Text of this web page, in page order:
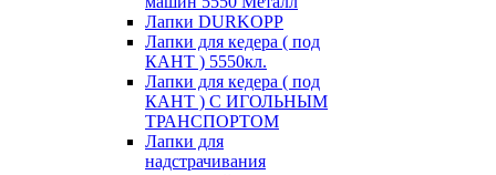
Лапки DURKOPP
Лапки для кедера ( под
КАНТ ) 5550кл.
Лапки для кедера ( под
КАНТ ) С ИГОЛЬНЫМ
ТРАНСПОРТОМ
Лапки для
надстрачивания